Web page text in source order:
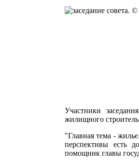
Участники
жилищного
"Главная тема -
перспективы есть
помощник главы